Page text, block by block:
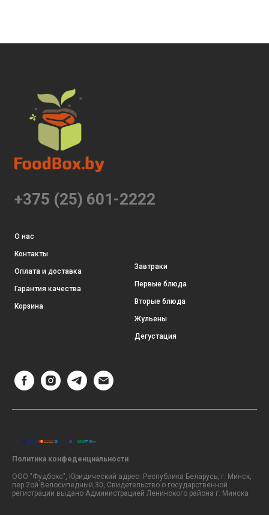
+375 (25) 601-2222
О нас
Контакты
Оплата и доставка
Гарантия качества
Корзина
Завтраки
Первые блюда
Вторые блюда
Жульены
Дегустация
Политика конфеденциальности
ООО "Фудбокс", Юридический адрес: Республика Беларусь, г. Минск,
пер.2ой Велосипедный,30, Свидетельство о государственной
регистрации выдано Администрацией Ленинского района г. Минска